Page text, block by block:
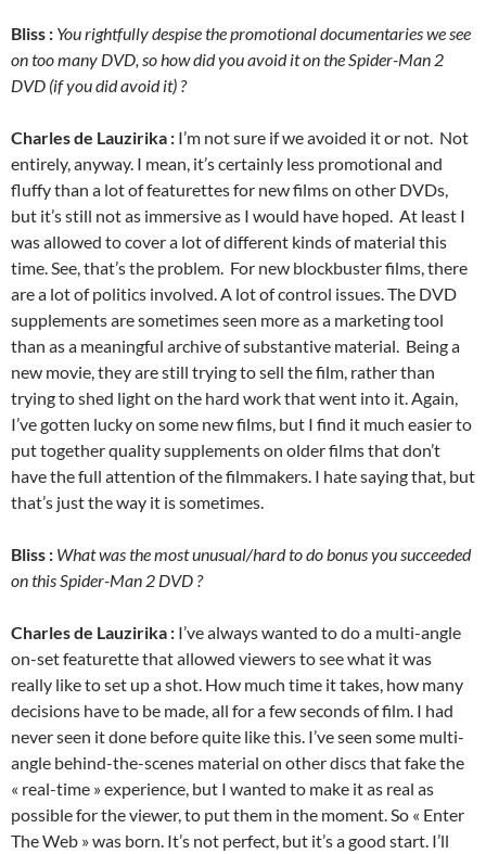
Bliss : You rightfully despise the promotional documentaries we see
on too many DVD, so how did you avoid it on the Spider-Man 2
DVD (if you did avoid it) ?
Charles de Lauzirika : I’m not sure if we avoided it or not. Not
entirely, anyway. I mean, it’s certainly less promotional and
fluffy than a lot of featurettes for new films on other DVDs,
but it’s still not as immersive as I would have hoped. At least I
was allowed to cover a lot of different kinds of material this
time. See, that’s the problem. For new blockbuster films, there
are a lot of politics involved. A lot of control issues. The DVD
supplements are sometimes seen more as a marketing tool
than as a meaningful archive of substantive material. Being a
new movie, they are still trying to sell the film, rather than
trying to shed light on the hard work that went into it. Again,
I’ve gotten lucky on some new films, but I find it much easier to
put together quality supplements on older films that don’t
have the full attention of the filmmakers. I hate saying that, but
that’s just the way it is sometimes.
Bliss : What was the most unusual/hard to do bonus you succeeded
on this Spider-Man 2 DVD ?
Charles de Lauzirika : I’ve always wanted to do a multi-angle
on-set featurette that allowed viewers to see what it was
really like to set up a shot. How much time it takes, how many
decisions have to be made, all for a few seconds of film. I had
never seen it done before quite like this. I’ve seen some multi-
angle behind-the-scenes material on other discs that fake the
« real-time » experience, but I wanted to make it as real as
possible for the viewer, to put them in the moment. So « Enter
The Web » was born. It’s not perfect, but it’s a good start. I’ll